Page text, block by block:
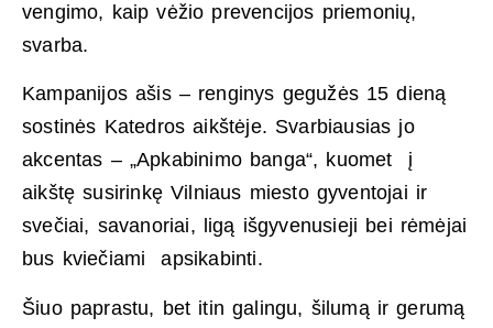
vengimo, kaip vėžio prevencijos priemonių,
svarba.
Kampanijos ašis – renginys gegužės 15 dieną
sostinės Katedros aikštėje. Svarbiausias jo
akcentas – „Apkabinimo banga“, kuomet į
aikštę susirinkę Vilniaus miesto gyventojai ir
svečiai, savanoriai, ligą išgyvenusieji bei rėmėjai
bus kviečiami apsikabinti.
Šiuo paprastu, bet itin galingu, šilumą ir gerumą